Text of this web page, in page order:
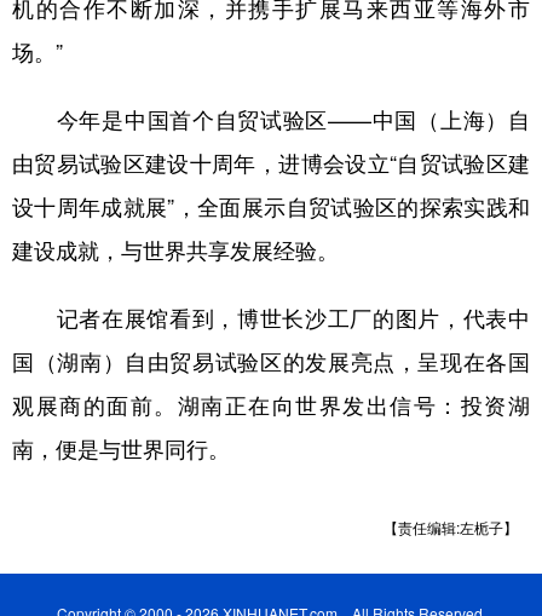
机的合作不断加深，并携手扩展马来西亚等海外市
场。”
今年是中国首个自贸试验区——中国（上海）自
由贸易试验区建设十周年，进博会设立“自贸试验区建
设十周年成就展”，全面展示自贸试验区的探索实践和
建设成就，与世界共享发展经验。
记者在展馆看到，博世长沙工厂的图片，代表中
国（湖南）自由贸易试验区的发展亮点，呈现在各国
观展商的面前。湖南正在向世界发出信号：投资湖
南，便是与世界同行。
【责任编辑:左栀子】